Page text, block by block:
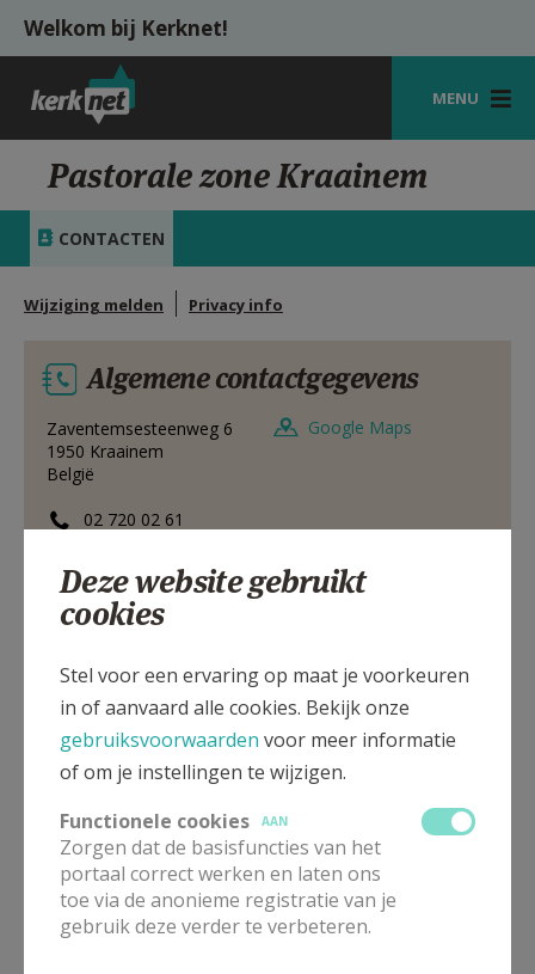
Overslaan en naar de inhoud gaan
Welkom bij Kerknet!
MENU
STARTPAGINA
VIERINGEN
SHOP
ZOEKEN
MIJN PAROCHIE
AANMELDEN OF REGISTREREN
Pastorale zone Kraainem
CONTACTEN
Wijziging melden Privacy info
Algemene contactgegevens
Zaventemsesteenweg 6
1950 Kraainem
België
02 720 02 61
Google Maps
Deze website gebruikt
cookies
Stel voor een ervaring op maat je voorkeuren
in of aanvaard alle cookies. Bekijk onze
gebruiksvoorwaarden voor meer informatie
of om je instellingen te wijzigen.
Functionele cookies
AAN
Zorgen dat de basisfuncties van het
portaal correct werken en laten ons
toe via de anonieme registratie van je
gebruik deze verder te verbeteren.